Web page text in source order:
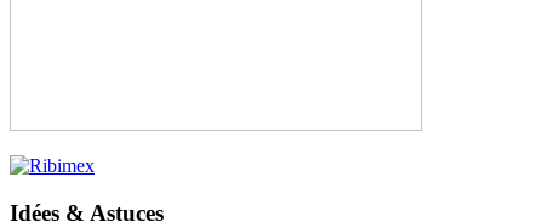
Idées & Astuces